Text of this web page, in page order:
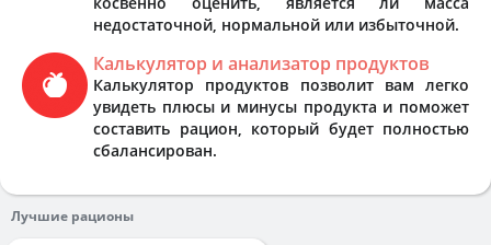
недостаточной, нормальной или избыточной.
Калькулятор и анализатор продуктов
Калькулятор продуктов позволит вам легко
увидеть плюсы и минусы продукта и поможет
составить рацион, который будет полностью
сбалансирован.
Лучшие рационы